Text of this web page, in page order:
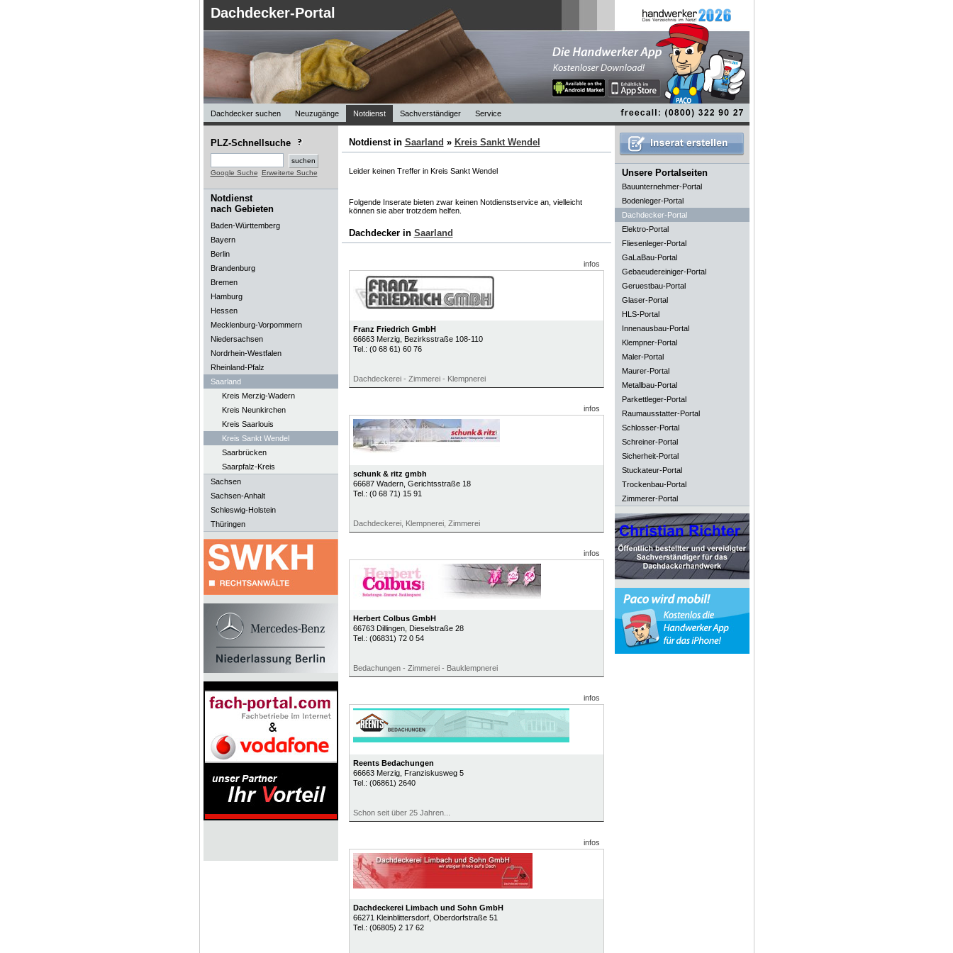
Dachdecker-Portal
Dachdecker suchen Neuzugänge Notdienst Sachverständiger Service
PLZ-Schnellsuche
Google Suche Erweiterte Suche
Notdienst
nach Gebieten
Baden-Württemberg
Bayern
Berlin
Brandenburg
Bremen
Hamburg
Hessen
Mecklenburg-Vorpommern
Niedersachsen
Nordrhein-Westfalen
Rheinland-Pfalz
Saarland
Kreis Merzig-Wadern
Kreis Neunkirchen
Kreis Saarlouis
Kreis Sankt Wendel
Saarbrücken
Saarpfalz-Kreis
Sachsen
Sachsen-Anhalt
Schleswig-Holstein
Thüringen
Notdienst in Saarland » Kreis Sankt Wendel
Leider keinen Treffer in Kreis Sankt Wendel
Folgende Inserate bieten zwar keinen Notdienstservice an, vielleicht
können sie aber trotzdem helfen.
Dachdecker in Saarland
infos
Franz Friedrich GmbH
66663 Merzig, Bezirksstraße 108-110
Tel.: (0 68 61) 60 76
Dachdeckerei - Zimmerei - Klempnerei
infos
schunk & ritz gmbh
66687 Wadern, Gerichtsstraße 18
Tel.: (0 68 71) 15 91
Dachdeckerei, Klempnerei, Zimmerei
infos
Herbert Colbus GmbH
66763 Dillingen, Dieselstraße 28
Tel.: (06831) 72 0 54
Bedachungen - Zimmerei - Bauklempnerei
infos
Reents Bedachungen
66663 Merzig, Franziskusweg 5
Tel.: (06861) 2640
Schon seit über 25 Jahren...
infos
Dachdeckerei Limbach und Sohn GmbH
66271 Kleinblittersdorf, Oberdorfstraße 51
Tel.: (06805) 2 17 62
Unsere Portalseiten
Bauunternehmer-Portal
Bodenleger-Portal
Dachdecker-Portal
Elektro-Portal
Fliesenleger-Portal
GaLaBau-Portal
Gebaeudereiniger-Portal
Geruestbau-Portal
Glaser-Portal
HLS-Portal
Innenausbau-Portal
Klempner-Portal
Maler-Portal
Maurer-Portal
Metallbau-Portal
Parkettleger-Portal
Raumausstatter-Portal
Schlosser-Portal
Schreiner-Portal
Sicherheit-Portal
Stuckateur-Portal
Trockenbau-Portal
Zimmerer-Portal